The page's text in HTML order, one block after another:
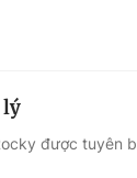
Học
lý
được tuyên